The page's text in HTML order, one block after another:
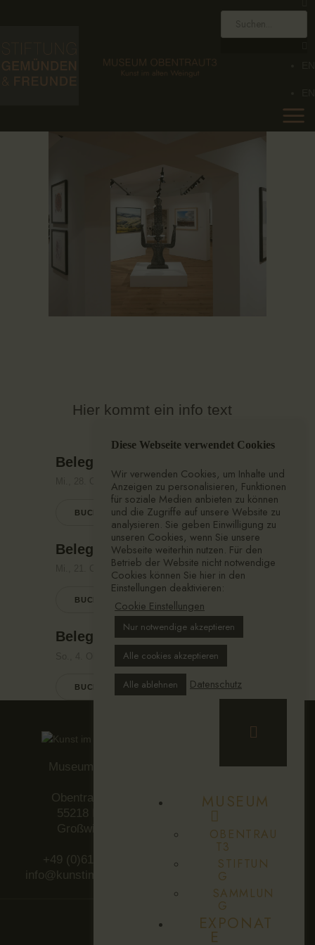
STIFTUNG
MUSEUM
Hier kommt ein info text
Belegt
Mi., 28. Oktober
BUCHEN
Belegt
Mi., 21. Oktober
BUCHEN
Belegt
BUCHEN
Museum Obentraut3
Obentrautstraße 3a
55218 Ingelheim-
Großwinternheim
+49 (0)6130 94 93 282
info@kunstimaltenweingut.de
Diese Webseite verwendet Cookies
Wir verwenden Cookies, um Inhalte und
Anzeigen zu personalisieren, Funktionen
für soziale Medien anbieten zu können
und die Zugriffe auf unsere Website zu
analysieren. Sie geben Einwilligung zu
unseren Cookies, wenn Sie unsere
Webseite weiterhin nutzen. Für den
Betrieb der Website nicht notwendige
Cookies können Sie hier in den
Einstellungen deaktivieren:
Cookie Einstellungen
Nur notwendige akzeptieren
Alle cookies akzeptieren
Alle ablehnen Datenschutz
MUSEUM
OBENTRAU
T3
STIFTUN
G
SAMMLUN
G
EXPONAT
E